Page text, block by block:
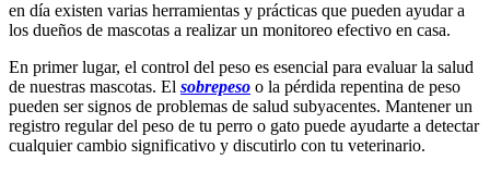
en día existen varias herramientas y prácticas que pueden ayudar a
los dueños de mascotas a realizar un monitoreo efectivo en casa.
En primer lugar, el control del peso es esencial para evaluar la salud
de nuestras mascotas. El sobrepeso o la pérdida repentina de peso
pueden ser signos de problemas de salud subyacentes. Mantener un
registro regular del peso de tu perro o gato puede ayudarte a detectar
cualquier cambio significativo y discutirlo con tu veterinario.